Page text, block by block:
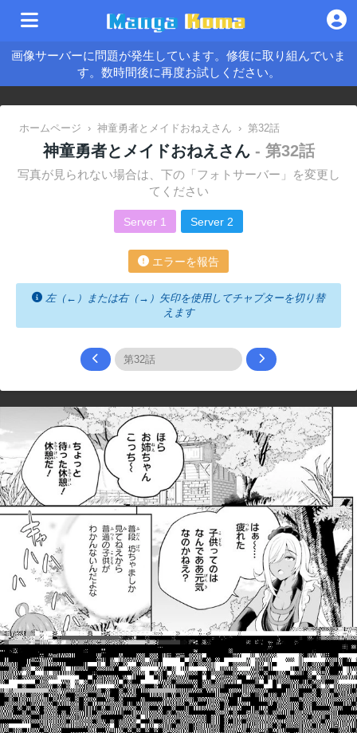
画像サーバーに問題が発生しています。修復に取り組んでいま
す。数時間後に再度お試しください。
ホームページ › 神童勇者とメイドおねえさん › 第32話
神童勇者とメイドおねえさん - 第32話
写真が見られない場合は、下の「フォトサーバー」を変更し
てください
Server 1 Server 2
エラーを報告
左（←）または右（→）矢印を使用してチャプターを切り替
えます